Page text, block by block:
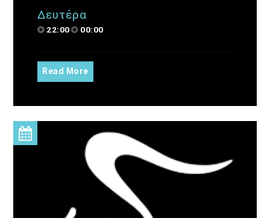
Δευτέρα
22:00 00:00
Read More